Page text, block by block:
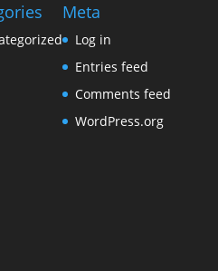
Meta
Log in
Entries feed
Comments feed
WordPress.org